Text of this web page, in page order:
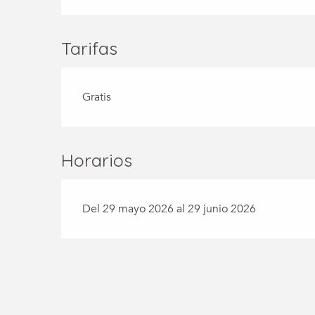
Tarifas
Gratis
Horarios
Del 29 mayo 2026 al 29 junio 2026